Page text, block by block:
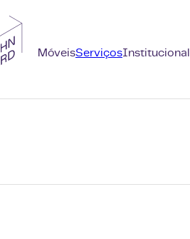
MóveisServiçosInstitucional